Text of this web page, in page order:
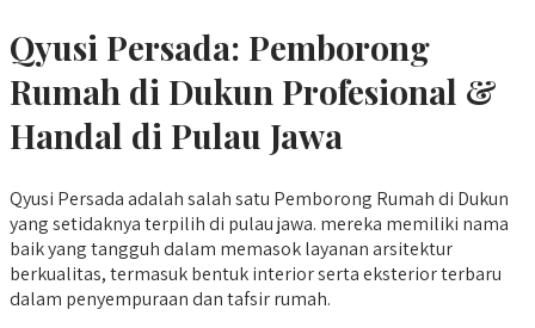
Qyusi Persada: Pemborong
Rumah di Dukun Profesional &
Handal di Pulau Jawa
Qyusi Persada adalah salah satu Pemborong Rumah di Dukun
yang setidaknya terpilih di pulau jawa. mereka memiliki nama
baik yang tangguh dalam memasok layanan arsitektur
berkualitas, termasuk bentuk interior serta eksterior terbaru
dalam penyempuraan dan tafsir rumah.